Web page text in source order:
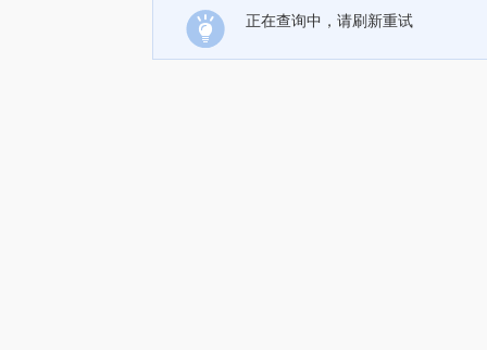
正在查询中，请刷新重试